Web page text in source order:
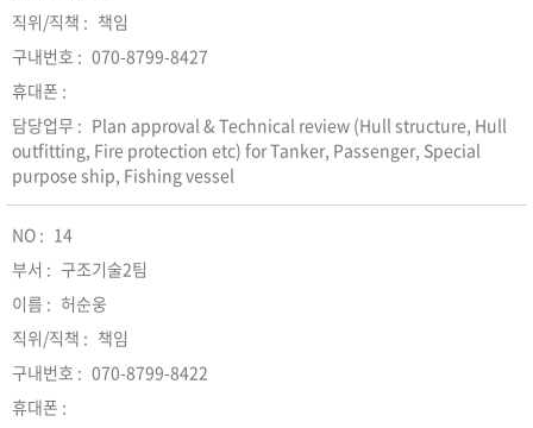
책임
070-8799-8427
Plan approval & Technical review (Hull structure, Hull
outfitting, Fire protection etc) for Tanker, Passenger, Special
purpose ship, Fishing vessel
14
구조기술2팀
허순웅
책임
070-8799-8422